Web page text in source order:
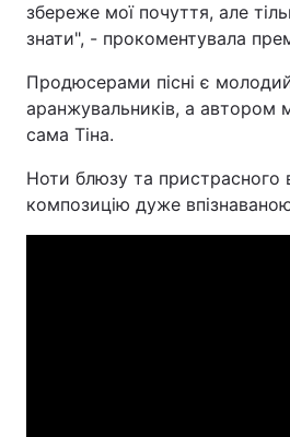
збереже мої почуття, але
знати", - прокоментувала
Продюсерами пісні є
аранжувальників, а автором
сама Тіна.
Ноти блюзу та пристрасного
композицію дуже